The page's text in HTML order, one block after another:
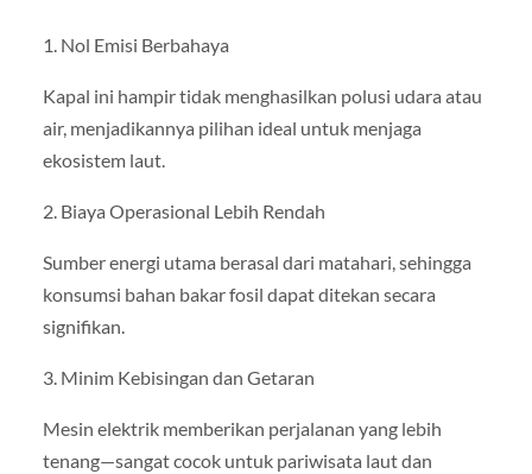
1. Nol Emisi Berbahaya
Kapal ini hampir tidak menghasilkan polusi udara atau
air, menjadikannya pilihan ideal untuk menjaga
ekosistem laut.
2. Biaya Operasional Lebih Rendah
Sumber energi utama berasal dari matahari, sehingga
konsumsi bahan bakar fosil dapat ditekan secara
signifikan.
3. Minim Kebisingan dan Getaran
Mesin elektrik memberikan perjalanan yang lebih
tenang—sangat cocok untuk pariwisata laut dan